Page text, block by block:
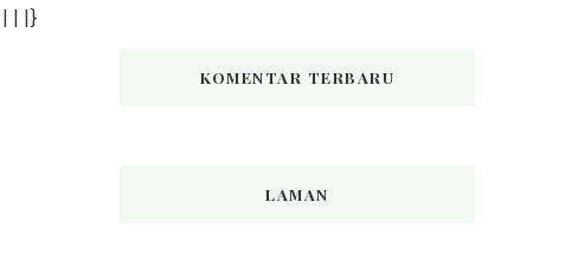
| | |}
KOMENTAR TERBARU
LAMAN